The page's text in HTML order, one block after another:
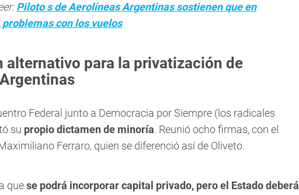
Pilotos de Aerolíneas Argentinas sostienen que en
con los vuelos
alternativo para la privatización de
Federal junto a Democracia por Siempre (los radicales
su propio dictamen de minoría. Reunió ocho firmas, con el
Ferraro, quien se diferenció así de Oliveto.
quese podrá incorporar capital privado, pero el Estado deberá